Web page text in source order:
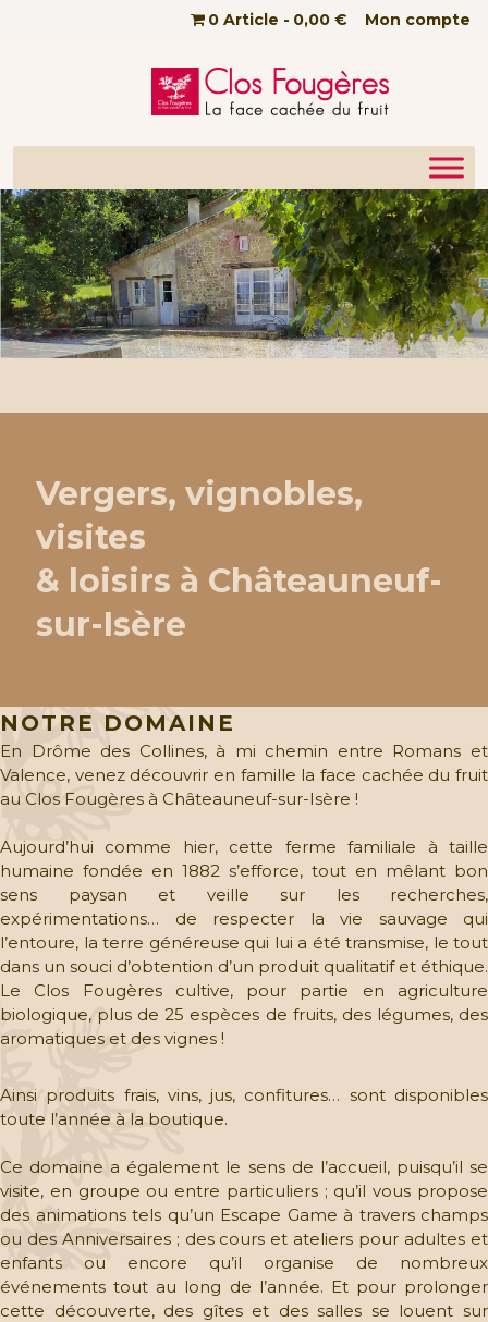
Passer au contenu principal Mon compte
0 Article 0,00 €
Vergers, vignobles,
visites
& loisirs à Châteauneuf-
sur-Isère
NOTRE DOMAINE
En Drôme des Collines, à mi chemin entre Romans et
Valence, venez découvrir en famille la face cachée du fruit
au Clos Fougères à Châteauneuf-sur-Isère !
Aujourd’hui comme hier, cette ferme familiale à taille
humaine fondée en 1882 s’efforce, tout en mêlant bon
sens paysan et veille sur les recherches,
expérimentations… de respecter la vie sauvage qui
l’entoure, la terre généreuse qui lui a été transmise, le tout
dans un souci d’obtention d’un produit qualitatif et éthique.
Le Clos Fougères cultive, pour partie en agriculture
biologique, plus de 25 espèces de fruits, des légumes, des
aromatiques et des vignes !
Ainsi produits frais, vins, jus, confitures… sont disponibles
toute l’année à la boutique.
Ce domaine a également le sens de l’accueil, puisqu’il se
visite, en groupe ou entre particuliers ; qu’il vous propose
des animations tels qu’un Escape Game à travers champs
ou des Anniversaires ; des cours et ateliers pour adultes et
enfants ou encore qu’il organise de nombreux
événements tout au long de l’année. Et pour prolonger
cette découverte, des gîtes et des salles se louent sur